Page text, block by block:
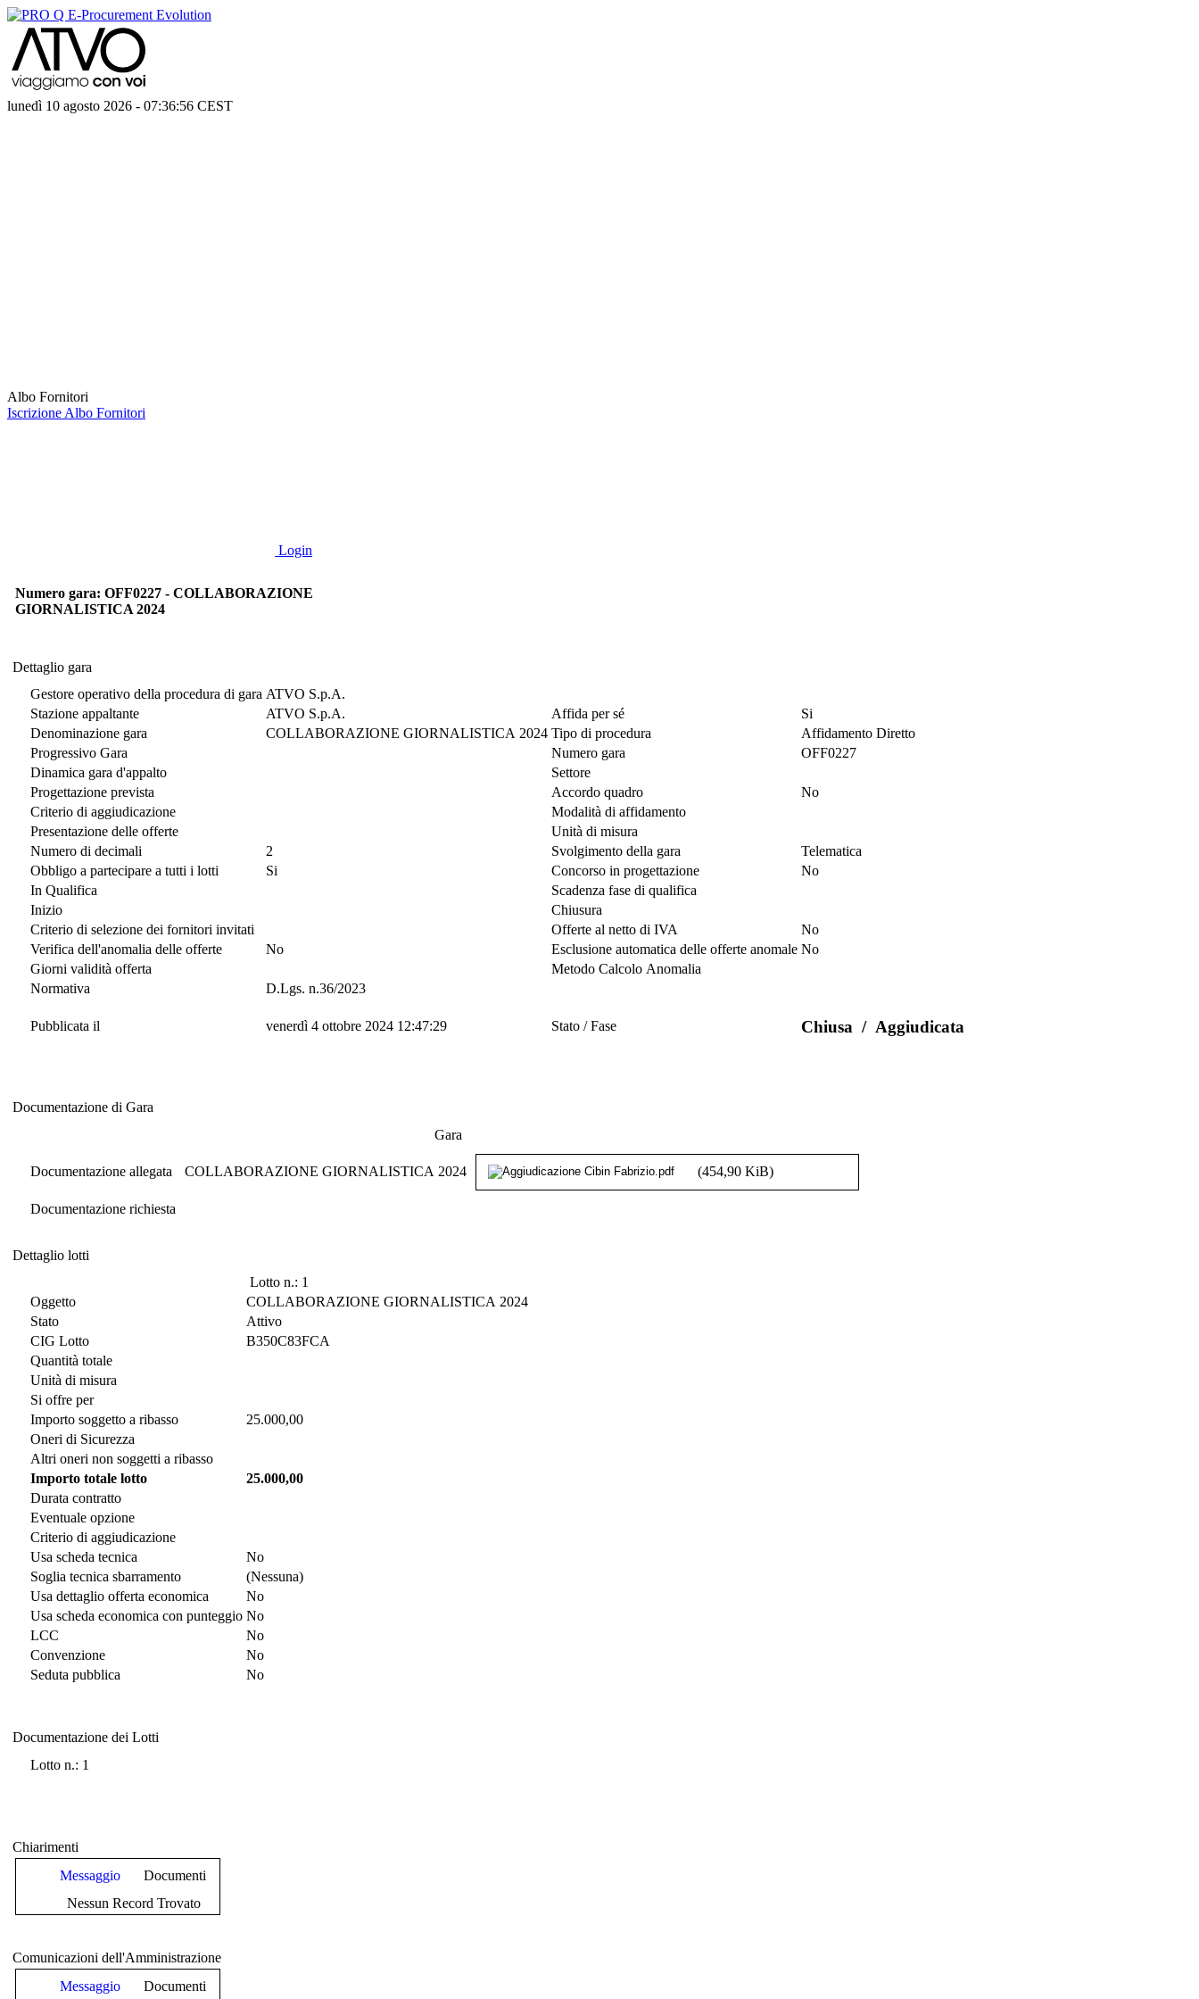
lunedì 10 agosto 2026 - 07:36:56 CEST
Albo Fornitori
Iscrizione Albo Fornitori
Login
Numero gara: OFF0227 - COLLABORAZIONE
GIORNALISTICA 2024
Dettaglio gara
Gestore operativo della procedura di gara ATVO S.p.A.
Stazione appaltante
ATVO S.p.A. Affida per sé
Si
Denominazione gara
COLLABORAZIONE GIORNALISTICA 2024 Tipo di procedura
Affidamento Diretto
Progressivo Gara
Numero gara
OFF0227
Dinamica gara d'appalto
Settore
Progettazione prevista
Accordo quadro
No
Criterio di aggiudicazione
Modalità di affidamento
Presentazione delle offerte
Unità di misura
Numero di decimali
2 Svolgimento della gara
Telematica
Obbligo a partecipare a tutti i lotti
Si Concorso in progettazione
No
In Qualifica
Scadenza fase di qualifica
Inizio
Chiusura
Criterio di selezione dei fornitori invitati
Offerte al netto di IVA
No
Verifica dell'anomalia delle offerte
No Esclusione automatica delle offerte anomale No
Giorni validità offerta
Metodo Calcolo Anomalia
Normativa
D.Lgs. n.36/2023
Pubblicata il venerdì 4 ottobre 2024 12:47:29 Stato / Fase Chiusa / Aggiudicata
Documentazione di Gara
Gara
Documentazione allegata COLLABORAZIONE GIORNALISTICA 2024 (454,90 KiB)
Documentazione richiesta
Dettaglio lotti
Lotto n.: 1
Oggetto
COLLABORAZIONE GIORNALISTICA 2024
Stato
Attivo
CIG Lotto
B350C83FCA
Quantità totale
Unità di misura
Si offre per
Importo soggetto a ribasso
25.000,00
Oneri di Sicurezza
Altri oneri non soggetti a ribasso
Importo totale lotto
25.000,00
Durata contratto
Eventuale opzione
Criterio di aggiudicazione
Usa scheda tecnica
No
Soglia tecnica sbarramento
(Nessuna)
Usa dettaglio offerta economica
No
Usa scheda economica con punteggio No
LCC
No
Convenzione
No
Seduta pubblica
No
Documentazione dei Lotti
Lotto n.: 1
Chiarimenti
Messaggio
Documenti
Nessun Record Trovato
Comunicazioni dell'Amministrazione
Messaggio
Documenti